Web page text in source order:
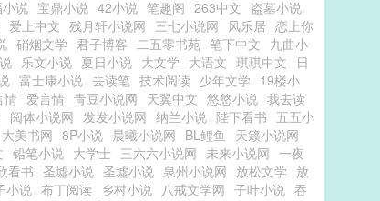
说 宝鼎小说 42小说 笔趣阁 263中文 盗墓小说
爱上中文 残月轩小说网 三七小说网 风乐居 恋上你
硝烟文学 君子博客 二五零书苑 笔下中文 九曲小
乐文小说 夏日小说 大文学 大语文 琪琪中文
日
富士康小说 去读笔 技术阅读 少年文学 19楼小
情 爱言情 青豆小说网 天翼中文 悠悠小说 我去读
阅体小说网 发发小说网 纳兰小说 陛下看书 五五小
大美书网 8P小说 晨曦小说网 BL鲤鱼
天籁小说网
铅笔小说 大学士 三六六小说网 未来小说网 一夜
看书 圣墟小说 圣墟小说 泉州小说网 放松文学 放
小说 布丁阅读 乡村小说 八戒文学网 子叶小说 吞